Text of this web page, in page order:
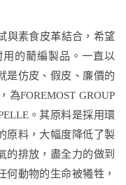
與素食皮革結合，希望
的藺編製品。一直以
是仿皮、假皮、廉價的
FOREMOST GROUP
。其原料是採用環
原料，大幅度降低了製
的排放，盡全力的做到
動物的生命被犧牲，